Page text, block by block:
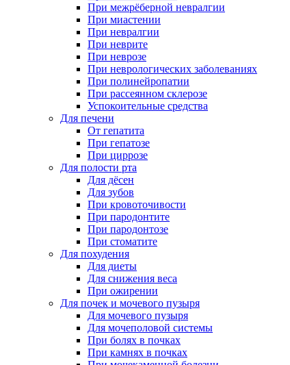
При межрёберной невралгии
При миастении
При невралгии
При неврите
При неврозе
При неврологических заболеваниях
При полинейропатии
При рассеянном склерозе
Успокоительные средства
Для печени
От гепатита
При гепатозе
При циррозе
Для полости рта
Для дёсен
Для зубов
При кровоточивости
При пародонтите
При пародонтозе
При стоматите
Для похудения
Для диеты
Для снижения веса
При ожирении
Для почек и мочевого пузыря
Для мочевого пузыря
Для мочеполовой системы
При болях в почках
При камнях в почках